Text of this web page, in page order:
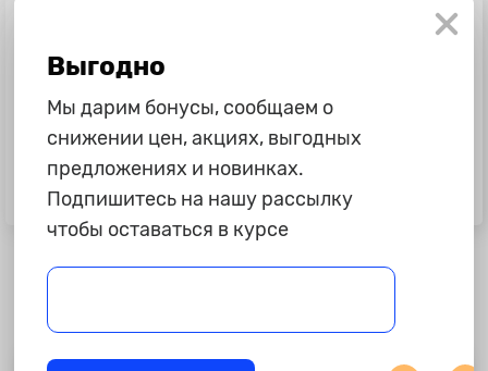
6 150 ₽
Масло моторное Toyota 5w30
A5/B5, синтетика, 5л., картон
3 915 ₽
Масло моторное Лукойл-Genesis
SN/CF, синтетика, 4л.
Выгодно
Мы дарим бонусы, сообщаем о
снижении цен, акциях, выгодных
предложениях и новинках.
Подпишитесь на нашу рассылку
чтобы оставаться в курсе